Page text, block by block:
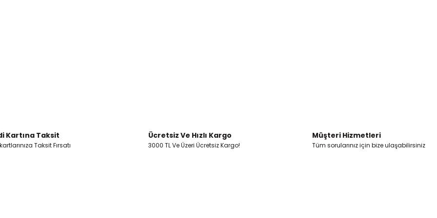
Kartına Taksit
Taksit Fırsatı
Ücretsiz Ve Hızlı Kargo
3000 TL Ve Üzeri Ücretsiz Kargo!
Müşteri Hizmetleri
Tüm sorularınız için bize ulaşabilirsiniz